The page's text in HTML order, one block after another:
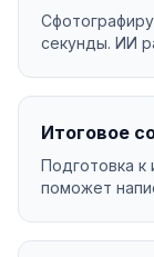
секунды. ИИ
Итоговое
Подготовка к
поможет